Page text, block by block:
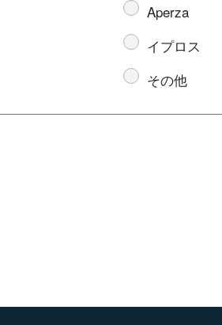
Aperza
イプロス
その他